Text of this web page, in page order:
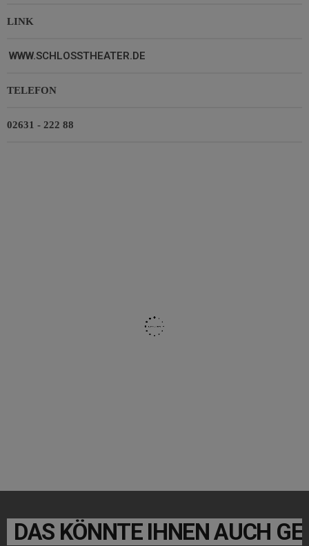
LINK
WWW.SCHLOSSTHEATER.DE
TELEFON
02631 - 222 88
DAS KÖNNTE IHNEN AUCH